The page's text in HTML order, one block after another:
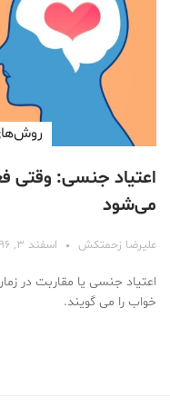
اعتیاد جنسی: وقتی
می‌شود
علیرضا زحمتکش اسفند ۳, ۱۳۹۶
اعتیاد جنسی یا مقاربت در
خواب را می گویند.